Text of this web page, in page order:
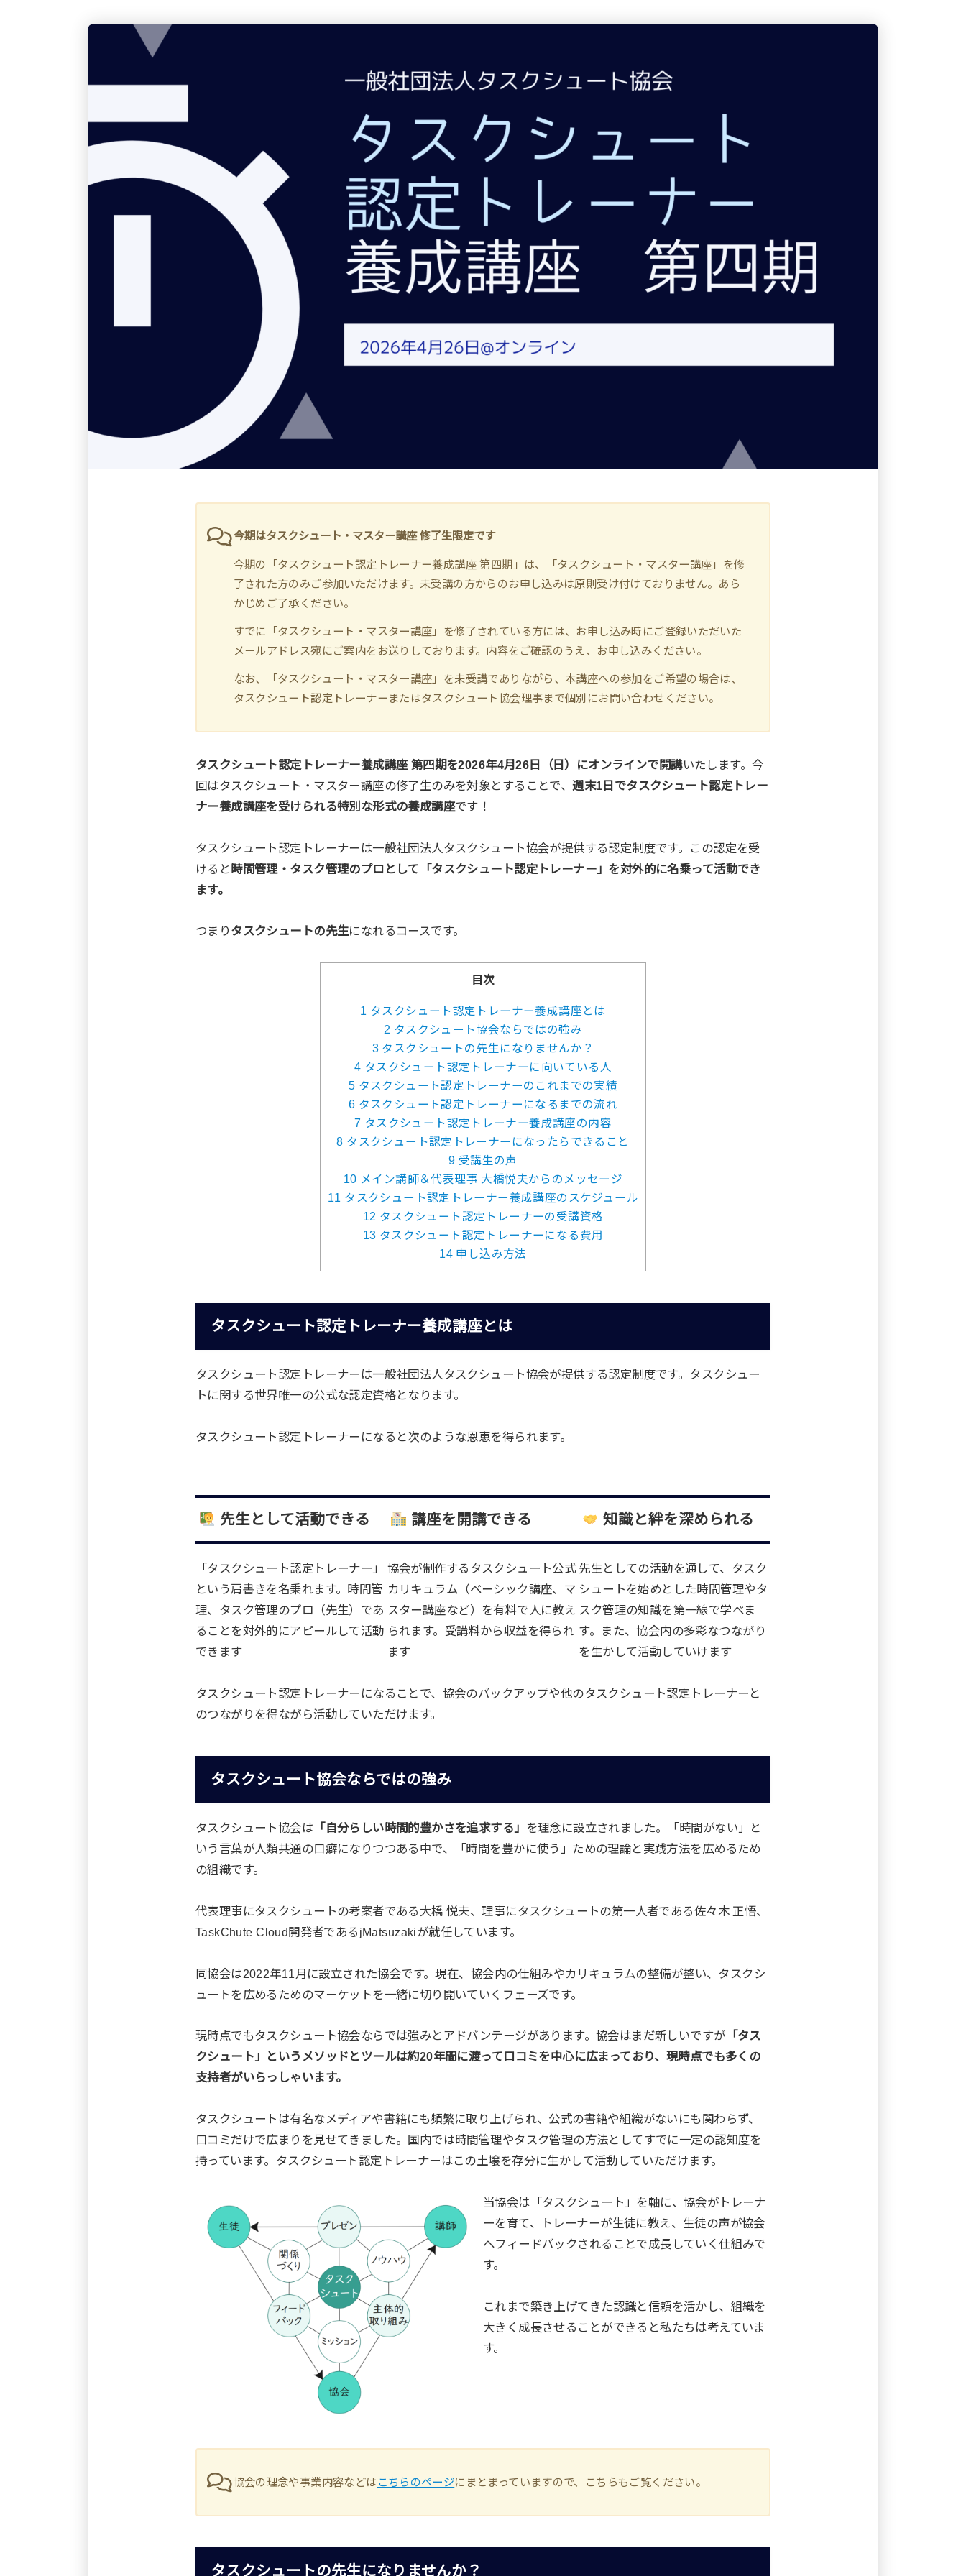
今期はタスクシュート・マスター講座 修了生限定です
今期の「タスクシュート認定トレーナー養成講座 第四期」は、「タスクシュート・マスター講座」を修
了された方のみご参加いただけます。未受講の方からのお申し込みは原則受け付けておりません。あら
かじめご了承ください。
すでに「タスクシュート・マスター講座」を修了されている方には、お申し込み時にご登録いただいた
メールアドレス宛にご案内をお送りしております。内容をご確認のうえ、お申し込みください。
なお、「タスクシュート・マスター講座」を未受講でありながら、本講座への参加をご希望の場合は、
タスクシュート認定トレーナーまたはタスクシュート協会理事まで個別にお問い合わせください。
タスクシュート認定トレーナー養成講座 第四期を2026年4月26日（日）にオンラインで開講いたします。今
回はタスクシュート・マスター講座の修了生のみを対象とすることで、週末1日でタスクシュート認定トレー
ナー養成講座を受けられる特別な形式の養成講座です！
タスクシュート認定トレーナーは一般社団法人タスクシュート協会が提供する認定制度です。この認定を受
けると 時間管理・タスク管理のプロとして「タスクシュート認定トレーナー」を対外的に名乗って活動でき
ます。
つまり タスクシュートの先生になれるコースです。
目次
1 タスクシュート認定トレーナー養成講座とは
2 タスクシュート協会ならではの強み
3タスクシュートの先生になりませんか？
4 タスクシュート認定トレーナーに向いている人
5 タスクシュート認定トレーナーのこれまでの実績
6 タスクシュート認定トレーナーになるまでの流れ
7 タスクシュート認定トレーナー養成講座の内容
8 タスクシュート認定トレーナーになったらできること
9 受講生の声
10 メイン講師＆代表理事 大橋悦夫からのメッセージ
11 タスクシュート認定トレーナー養成講座のスケジュール
12 タスクシュート認定トレーナーの受講資格
13 タスクシュート認定トレーナーになる費用
14 申し込み方法
タスクシュート認定トレーナー養成講座とは
タスクシュート認定トレーナーは一般社団法人タスクシュート協会が提供する認定制度です。タスクシュー
トに関する世界唯一の公式な認定資格となります。
タスクシュート認定トレーナーになると次のような恩恵を得られます。
先生として活動できる
「タスクシュート認定トレーナー」
という肩書きを名乗れます。時間管
理、タスク管理のプロ（先生）であ
ることを対外的にアピールして活動
できます
講座を開講できる
協会が制作するタスクシュート公式
カリキュラム（ベーシック講座、マ
スター講座など）を有料で人に教え
られます。受講料から収益を得られ
ます
知識と絆を深められる
先生としての活動を通して、タスク
シュートを始めとした時間管理やタ
スク管理の知識を第一線で学べま
す。また、協会内の多彩なつながり
を生かして活動していけます
タスクシュート認定トレーナーになることで、協会のバックアップや他のタスクシュート認定トレーナーと
のつながりを得ながら活動していただけます。
タスクシュート協会ならではの強み
タスクシュート協会は 「自分らしい時間的豊かさを追求する」 を理念に設立されました。「時間がない」と
いう言葉が人類共通の口癖になりつつある中で、「時間を豊かに使う」ための理論と実践方法を広めるため
の組織です。
代表理事にタスクシュートの考案者である大橋 悦夫、理事にタスクシュートの第一人者である佐々木 正悟、
TaskChute Cloud開発者であるjMatsuzakiが就任しています。
同協会は2022年11月に設立された協会です。現在、協会内の仕組みやカリキュラムの整備が整い、タスクシ
ュートを広めるためのマーケットを一緒に切り開いていくフェーズです。
現時点でもタスクシュート協会ならでは強みとアドバンテージがあります。協会はまだ新しいですが 「タス
クシュート」というメソッドとツールは約20年間に渡って口コミを中心に広まっており、現時点でも多くの
支持者がいらっしゃいます。
タスクシュートは有名なメディアや書籍にも頻繁に取り上げられ、公式の書籍や組織がないにも関わらず、
口コミだけで広まりを見せてきました。国内では時間管理やタスク管理の方法としてすでに一定の認知度を
持っています。タスクシュート認定トレーナーはこの土壌を存分に生かして活動していただけます。
当協会は「タスクシュート」を軸に、協会がトレーナ
ーを育て、トレーナーが生徒に教え、生徒の声が協会
へフィードバックされることで成長していく仕組みで
す。
これまで築き上げてきた認識と信頼を活かし、組織を
大きく成長させることができると私たちは考えていま
す。
協会の理念や事業内容などは こちらのページにまとまっていますので、こちらもご覧ください。
タスクシュートの先生になりませんか？